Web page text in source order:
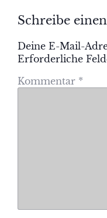
Schreibe
Deine E-Mail-
Erforderliche
Kommentar *